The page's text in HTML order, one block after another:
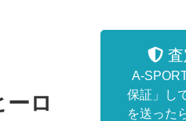
ロ
A-
保証」し
を送った